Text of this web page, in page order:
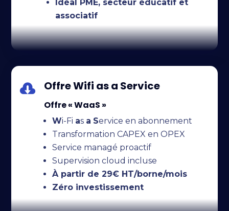
Idéal PME, secteur éducatif et
associatif
 Offre Wifi as a Service
Offre « WaaS »
Wi-Fi as a Service en abonnement
Transformation CAPEX en OPEX
Service managé proactif
Supervision cloud incluse
À partir de 29€ HT/borne/mois
Zéro investissement